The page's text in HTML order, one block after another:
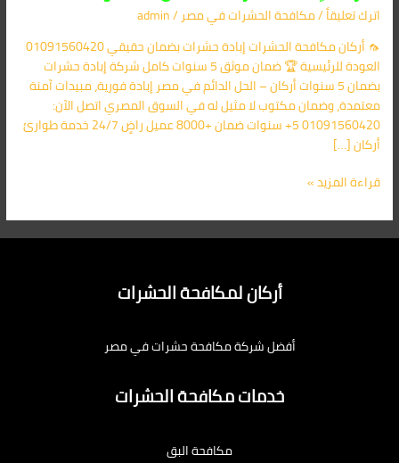
اترك تعليقاً/مكافحة الحشرات في مصر/
admin
🦟 أركان مكافحة الحشرات إبادة حشرات بضمان حقيقي 01091560420
العودة للرئيسية 🏆 ضمان موثق 5 سنوات كامل شركة إبادة حشرات
بضمان 5 سنوات أركان – الحل الدائم في مصر إبادة فورية، مبيدات آمنة
معتمدة، وضمان مكتوب لا مثيل له في السوق المصري اتصل الآن:
01091560420 5+ سنوات ضمان +8000 عميل راضٍ 24/7 خدمة طوارئ
أركان […]
5
سنوات
قراءة المزيد »
أركان لمكافحة الحشرات
أفضل شركة مكافحة حشرات في مصر
خدمات مكافحة الحشرات
مكافحة البق